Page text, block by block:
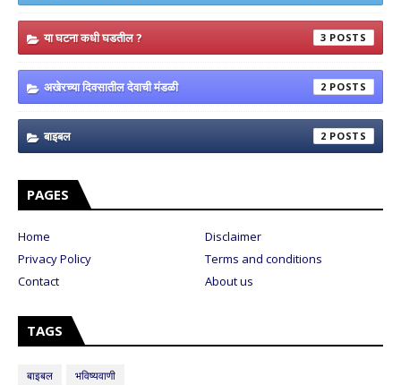
या घटना कधी घडतील ? 3
अखेरच्या दिवसातील देवाची मंडळी 2
बाइबल 2
PAGES
Home
Disclaimer
Privacy Policy
Terms and conditions
Contact
About us
TAGS
बाइबल भविष्यवाणी